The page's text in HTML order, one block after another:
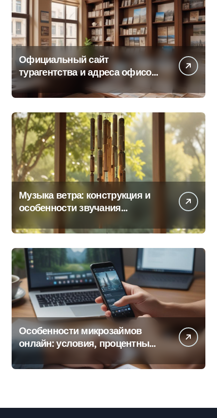
Официальный сайт
турагентства и адреса офисов
продаж по регионам
Музыка ветра: конструкция и
особенности звучания
Особенности микрозаймов
онлайн: условия, процентные
ставки и порядок оформления